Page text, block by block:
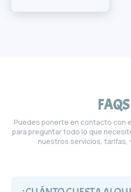
FAQS
Puedes ponerte en contacto con
para preguntar todo lo que
nuestros servicios, tarifas,